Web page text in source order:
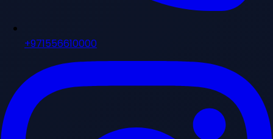
+971556610000